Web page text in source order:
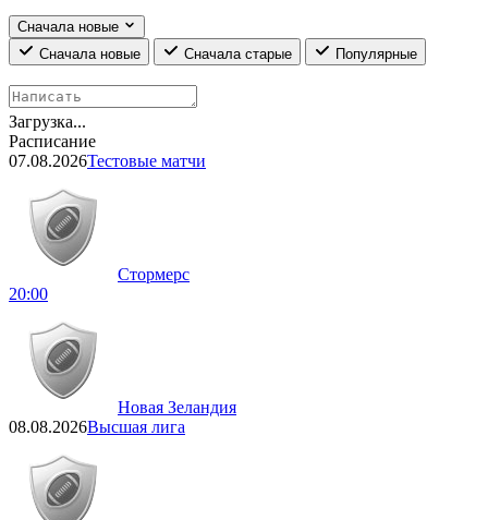
Сначала новые
Сначала новые
Сначала старые Популярные
Загрузка...
Расписание
07.08.2026Тестовые матчи
Стормерс
20:00
Новая Зеландия
08.08.2026Высшая лига